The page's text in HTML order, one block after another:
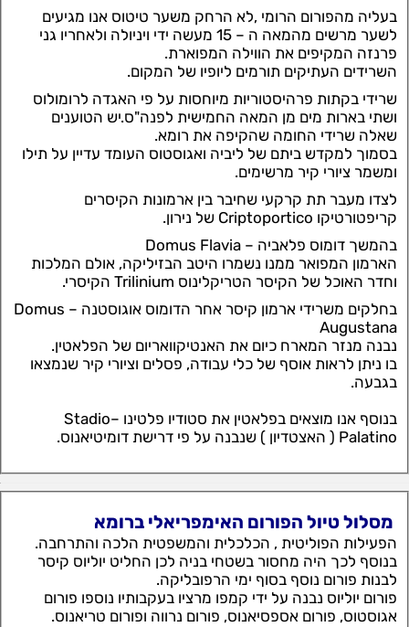
בעליה מהפורום הרומי ,לא הרחק משער טיטוס אנו מגיעים
לשער מרשים מהמאה ה – 15 מעשה ידי ויניולה ולאחריו גני
פרנזה המקיפים את הווילה המפוארת.
השרידים העתיקים תורמים ליופיו של המקום.
שרידי בקתות פרהיסטוריות מיוחסות על פי האגדה לרומולוס
ושתי בארות מים מן המאה החמישית לפנה"ס.יש הטוענים
שאלה שרידי החומה שהקיפה את רומא.
בסמוך למקדש ביתם של ליביה ואגוסטוס העומד עדיין על תילו
ומשמר ציורי קיר מרשימים.
לצדו מעבר תת קרקעי שחיבר בין ארמונות הקיסרים
קריפטורטיקו Criptoportico של נירון.
בהמשך דומוס פלאביה – Domus Flavia
הארמון המפואר ממנו נשמרו היטב הבזיליקה, אולם המלכות
וחדר האוכל של הקיסר הטריקלינוס Trilinium הקיסרי.
בחלקים משרידי ארמון קיסר אחר הדומוס אוגוסטנה – Domus
Augustana
נבנה מנזר המארח כיום את האנטיקוואריום של הפלאטין.
בו ניתן לראות אוסף של כלי עבודה, פסלים וציורי קיר שנמצאו
בגבעה.
בנוסף אנו מוצאים בפלאטין את סטודיו פלטינו –Stadio
Palatino ( האצטדיון ) שנבנה על פי דרישת דומיטיאנוס.
מסלול טיול הפורום האימפריאלי ברומא
הפעילות הפוליטית , הכלכלית והמשפטית הלכה והתרחבה.
בנוסף לכך היה מחסור בשטחי בניה לכן החליט יוליוס קיסר
לבנות פורום נוסף בסוף ימי הרפובליקה.
פורום יוליוס נבנה על ידי קמפו מרציו בעקבותיו נוספו פורום
אגוסטוס, פורום אספסיאנוס, פורום נרווה ופורום טריאנוס.